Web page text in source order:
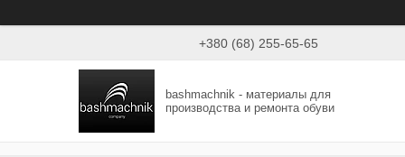
+380 (68) 255-65-65
bashmachnik - материалы для
производства и ремонта обуви